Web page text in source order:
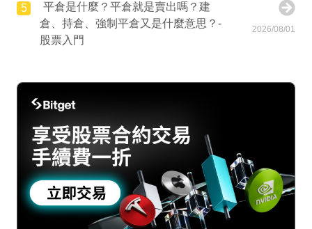
5
平倉是什麼？平倉就是賣出嗎？建
倉、持倉、強制平倉又是什麼意思？-
股票入門
2026/08/01